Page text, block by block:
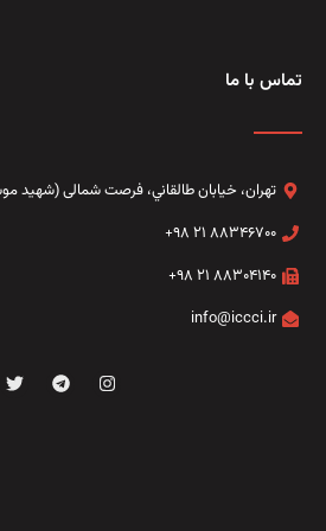
تماس با ما
تهران، خيابان طالقاني،‌ فرصت شمالی (شهید
۸۸۳۴۶۷۰۰ ۲۱ ۹۸+
۸۸۳۰۴۱۴۰ ۲۱ ۹۸+
info@iccci.ir